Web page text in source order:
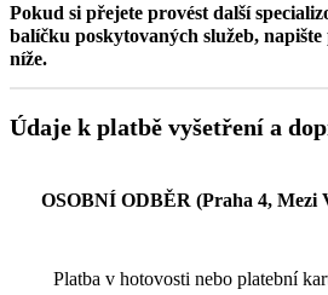
Pokud si přejete provést další
balíčku poskytovaných služeb,
níže.
Údaje k platbě vyšetření a
OSOBNÍ ODBĚR (Praha 4, Mezi
Platba v hotovosti nebo platební